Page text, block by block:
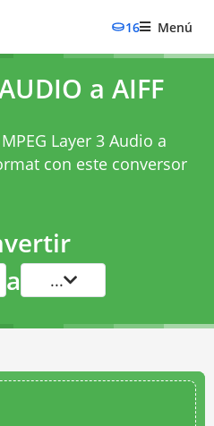
16 Menú
a AIFF
Layer 3 Audio a
con este conversor
a ...